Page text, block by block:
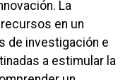
La
en un
de investigación e
a estimular la